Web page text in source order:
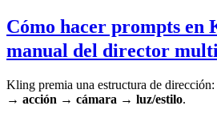
Cómo hacer prompts en
manual del director
Kling premia una estructura de dirección:
→ acción → cámara → luz/estilo.